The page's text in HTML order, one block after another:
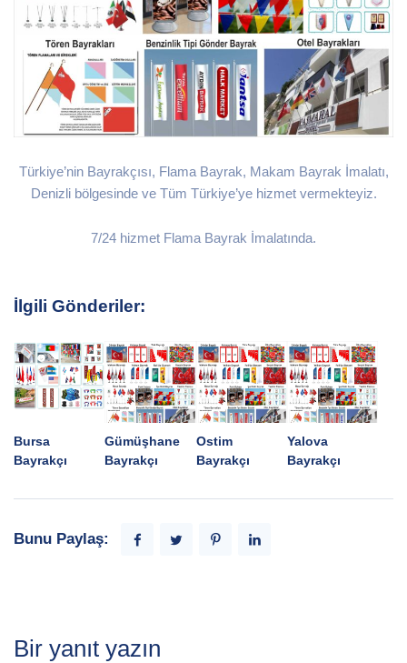
Türkiye’nin Bayrakçısı, Flama Bayrak, Makam Bayrak İmalatı,
Denizli bölgesinde ve Tüm Türkiye’ye hizmet vermekteyiz.
7/24 hizmet Flama Bayrak İmalatında.
İlgili Gönderiler:
Bursa
Bayrakçı
Gümüşhane
Bayrakçı
Ostim
Bayrakçı
Yalova
Bayrakçı
Bunu Paylaş:
Bir yanıt yazın